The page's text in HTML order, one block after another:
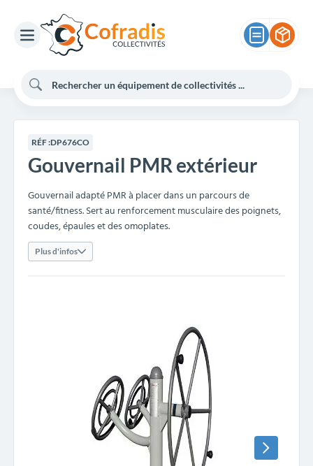
RÉF :DP676CO
Gouvernail PMR extérieur
Gouvernail adapté PMR à placer dans un parcours de
santé/fitness. Sert au renforcement musculaire des poignets,
coudes, épaules et des omoplates.
Plus d'infos